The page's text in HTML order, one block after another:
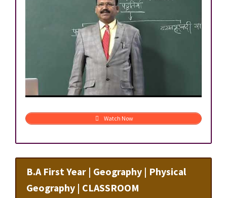
Watch Now
B.A First Year | Geography | Physical
Geography | CLASSROOM